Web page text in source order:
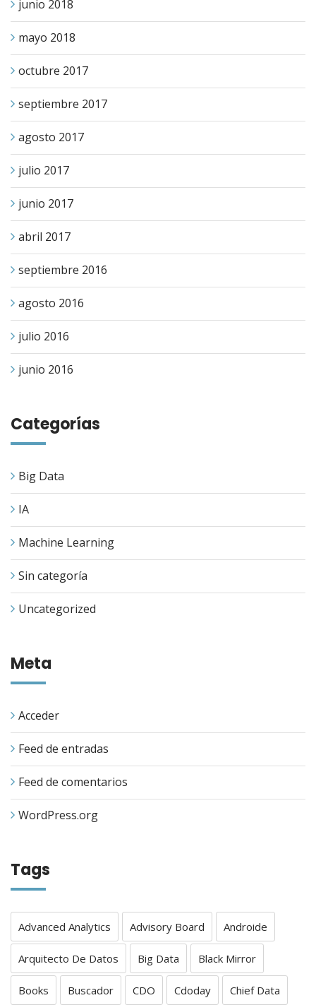
junio 2018
mayo 2018
octubre 2017
septiembre 2017
agosto 2017
julio 2017
junio 2017
abril 2017
septiembre 2016
agosto 2016
julio 2016
junio 2016
Categorías
Big Data
IA
Machine Learning
Sin categoría
Uncategorized
Meta
Acceder
Feed de entradas
Feed de comentarios
WordPress.org
Tags
Advanced Analytics Advisory Board Androide
Arquitecto De Datos Big Data Black Mirror
Books Buscador CDO Cdoday Chief Data